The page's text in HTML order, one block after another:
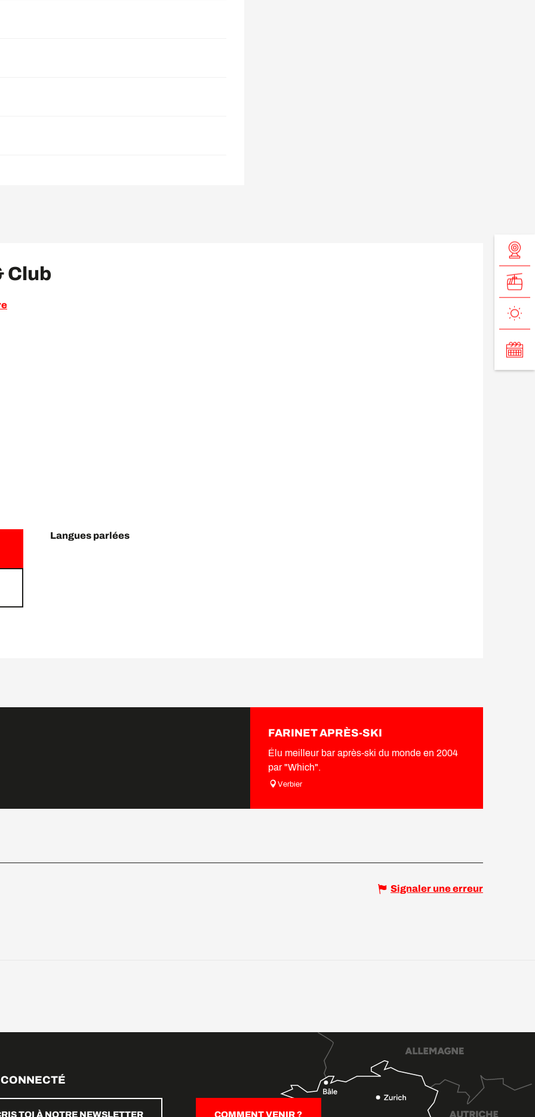
Club
Langues parlées
Langues parlées
FARINET APRÈS-SKI
Élu meilleur bar après-ski du monde en 2004
par "Which".
Verbier
Signaler une erreur
TOI À NOTRE NEWSLETTER COMMENT VENIR ?